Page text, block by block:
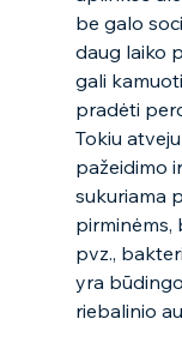
be galo
daug laiko
gali
pradėti
Tokiu
pažeidimo
sukuriama
pirminėms,
pvz.,
yra
riebalinio